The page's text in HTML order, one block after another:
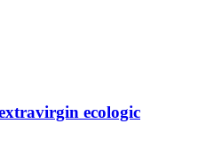
ecologic